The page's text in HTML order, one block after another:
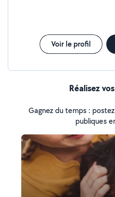
N'hésitez pas à me contacter
Voir le profil
Réalisez
Gagnez du temps :
publiques